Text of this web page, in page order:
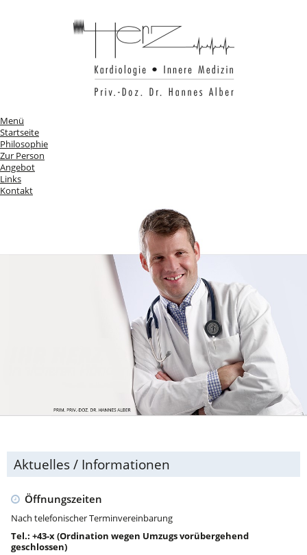
Menü
Startseite
Philosophie
Zur Person
Angebot
Links
Kontakt
Aktuelles / Informationen
Öffnungszeiten
Nach telefonischer Terminvereinbarung
Tel.: +43-x (Ordination wegen Umzugs vorübergehend
geschlossen)